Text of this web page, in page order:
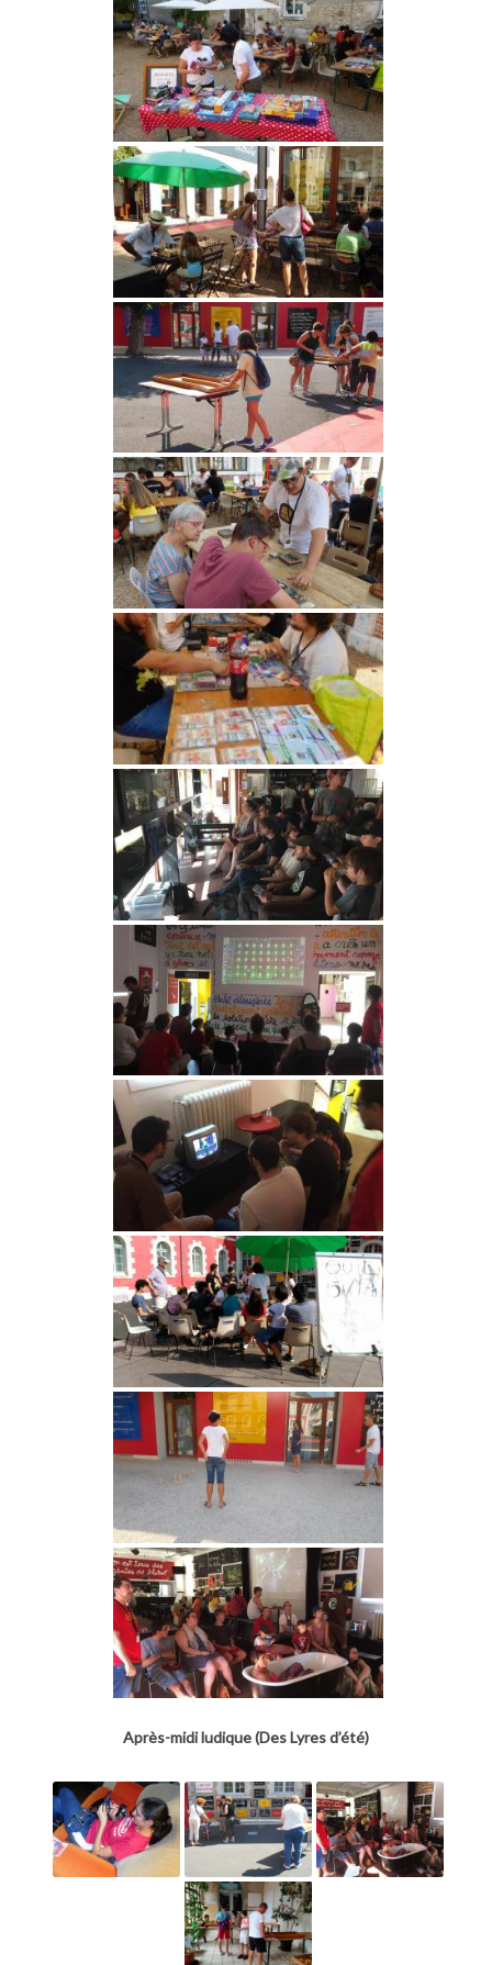
Après-midi ludique (Des Lyres d’été)